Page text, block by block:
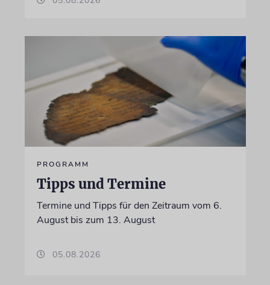
PROGRAMM
Tipps und Termine
Termine und Tipps für den Zeitraum vom 6.
August bis zum 13. August
05.08.2026